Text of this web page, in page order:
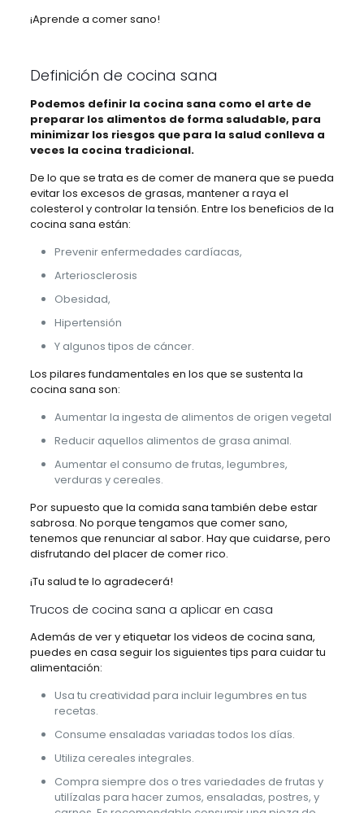
¡Aprende a comer sano!
Definición de cocina sana
Podemos definir la cocina sana como el arte de
preparar los alimentos de forma saludable, para
minimizar los riesgos que para la salud conlleva a
veces la cocina tradicional.
De lo que se trata es de comer de manera que se pueda
evitar los excesos de grasas, mantener a raya el
colesterol y controlar la tensión. Entre los beneficios de la
cocina sana están:
Prevenir enfermedades cardíacas,
Arteriosclerosis
Obesidad,
Hipertensión
Y algunos tipos de cáncer.
Los pilares fundamentales en los que se sustenta la
cocina sana son:
Aumentar la ingesta de alimentos de origen vegetal
Reducir aquellos alimentos de grasa animal.
Aumentar el consumo de frutas, legumbres,
verduras y cereales.
Por supuesto que la comida sana también debe estar
sabrosa. No porque tengamos que comer sano,
tenemos que renunciar al sabor. Hay que cuidarse, pero
disfrutando del placer de comer rico.
¡Tu salud te lo agradecerá!
Trucos de cocina sana a aplicar en casa
Además de ver y etiquetar los videos de cocina sana,
puedes en casa seguir los siguientes tips para cuidar tu
alimentación:
Usa tu creatividad para incluir legumbres en tus
recetas.
Consume ensaladas variadas todos los días.
Utiliza cereales integrales.
Compra siempre dos o tres variedades de frutas y
utilízalas para hacer zumos, ensaladas, postres, y